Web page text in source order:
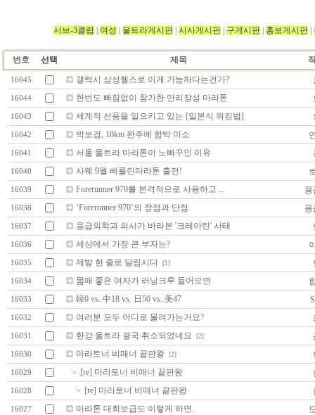
서브-3클럽 여성 울트라게시판 시사게시판 구게시판 홍보게시판
번호 선택 제목
16045 갤럭시 삼성헬스로 이게 가능하다는건가?
16044 한번도 빠짐없이 참가한 만리장성 마라톤
16043 세계적 선풍을 일으키고 있는 [일본식 워킹법]
16042 박보검, 10km 완주에 함박 미소
16041 서울 울트라 마라톤이 노빠꾸인 이유
16040 사웨 9월 베를린마라톤 출전!
16039 Forerunner 970를 본격적으로 사용하고 ... 용
16038 ‘Forerunner 970’의 장점과 단점 용
16037 응급의학과 의사가 바라본 '크레아틴' 사태
16036 세상에서 가장 큰 부자는?
16035 제발 한 줄로 달립시다 [1]
16034 몸매 좋은 여자가 러닝크루 들어오면
16033 韓0 vs. 中18 vs. 日50 vs. 美47
16032 여러분 모두 어디로 몰려가는거요?
16031 한강 울트라 결국 취소되었네요 [2]
16030 마라토너 비매너 끝판왕 [2]
16029 [re] 마라토너 비매너 끝판왕
16028 [re] 마라토너 비매너 끝판왕
16027 마라톤 대회보급도 이렇게 하면..